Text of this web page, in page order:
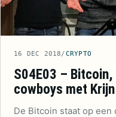
16 DEC 2018/CRYPTO
S04E03 –
cowboys met
De Bitcoin staat op